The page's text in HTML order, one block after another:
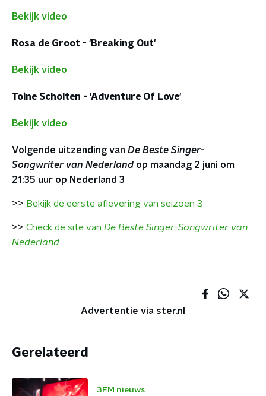
Bekijk video
Rosa de Groot - 'Breaking Out'
Bekijk video
Toine Scholten - 'Adventure Of Love'
Bekijk video
Volgende uitzending van De Beste Singer-
Songwriter van Nederland op maandag 2 juni om
21:35 uur op Nederland 3
>> Bekijk de eerste aflevering van seizoen 3
>> Check de site van De Beste Singer-Songwriter van
Nederland
Advertentie via ster.nl
Gerelateerd
3FM nieuws